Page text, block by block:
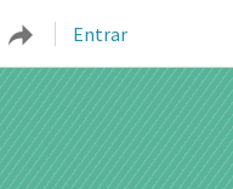
Entrar